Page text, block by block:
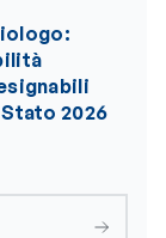
2026